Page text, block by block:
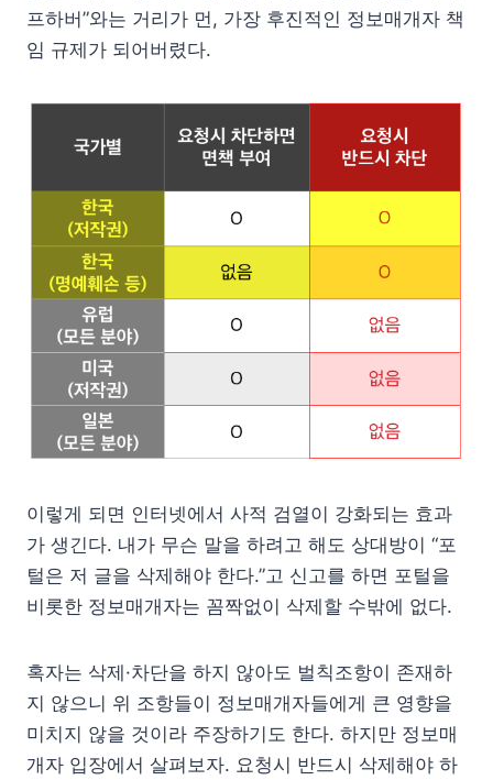
프하버”와는 거리가 먼, 가장 후진적인 정보매개자 책
임 규제가 되어버렸다.
이렇게 되면 인터넷에서 사적 검열이 강화되는 효과
가 생긴다. 내가 무슨 말을 하려고 해도 상대방이 “포
털은 저 글을 삭제해야 한다.”고 신고를 하면 포털을
비롯한 정보매개자는 꼼짝없이 삭제할 수밖에 없다.
혹자는 삭제·차단을 하지 않아도 벌칙조항이 존재하
지 않으니 위 조항들이 정보매개자들에게 큰 영향을
미치지 않을 것이라 주장하기도 한다. 하지만 정보매
개자 입장에서 살펴보자. 요청시 반드시 삭제해야 하